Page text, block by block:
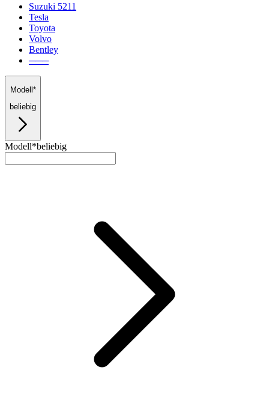
Suzuki 5211
Tesla
Toyota
Volvo
Bentley
───
Modell*
beliebig
Modell*beliebig